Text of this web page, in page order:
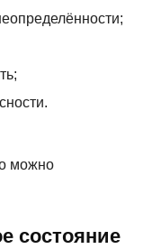
можно
состояние